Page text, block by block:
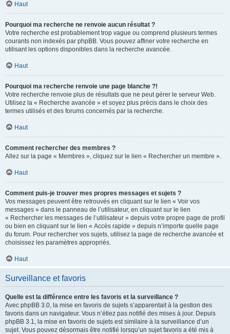
Haut
Pourquoi ma recherche ne renvoie aucun résultat ?
Votre recherche est probablement trop vague ou comprend plusieurs termes
courants non indexés par phpBB. Vous pouvez affiner votre recherche en
utilisant les options disponibles dans la recherche avancée.
Haut
Pourquoi ma recherche renvoie une page blanche ?!
Votre recherche renvoie plus de résultats que ne peut gérer le serveur Web.
Utilisez la « Recherche avancée » et soyez plus précis dans le choix des
termes utilisés et des forums concernés par la recherche.
Haut
Comment rechercher des membres ?
Allez sur la page « Membres », cliquez sur le lien « Rechercher un membre ».
Haut
Comment puis-je trouver mes propres messages et sujets ?
Vos messages peuvent être retrouvés en cliquant sur le lien « Voir vos
messages » dans le panneau de l’utilisateur, en cliquant sur le lien
« Rechercher les messages de l’utilisateur » depuis votre propre page de profil
ou bien en cliquant sur le lien « Accès rapide » depuis n’importe quelle page
du forum. Pour rechercher vos sujets, utilisez la page de recherche avancée et
choisissez les paramètres appropriés.
Haut
Surveillance et favoris
Quelle est la différence entre les favoris et la surveillance ?
Avec phpBB 3.0, la mise en favoris de sujets s’apparentait à la gestion des
favoris dans un navigateur. Vous n’étiez pas notifié des mises à jour. Depuis
phpBB 3.1, la mise en favoris de sujets est similaire à la surveillance d’un
sujet. Vous pouvez désormais être notifié lorsqu’un sujet favoris a été mis à